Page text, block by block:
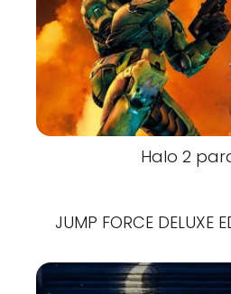
Halo 2
JUMP FORCE